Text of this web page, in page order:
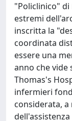
"Policlinico"
estremi
inscritta la
coordinata
essere una
anno che vide
Thomas's
infermieri
considerata,